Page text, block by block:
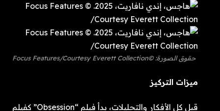
حقوق الصورة: ©Focus Features/Courtesy Everett Collection
ميزات التركيز
قبل كل الأفكار والتحليلات، بدأ فيلم “Obsession” كفيلم